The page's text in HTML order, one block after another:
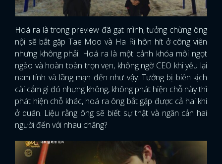
Hoá ra là trong preview đã gạt mình, tưởng chừng ông
nội sẽ bắt gặp Tae Moo và Ha Ri hôn hít ở công viên
nhưng không phải. Hoá ra là một cảnh khóa môi ngọt
ngào và hoàn toàn trọn vẹn, không ngờ CEO khi yêu lại
nam tính và lãng mạn đến như vậy. Tưởng bị biên kịch
cài cắm gì đó nhưng không, không phát hiện chỗ này thì
phát hiện chỗ khác, hoá ra ông bắt gặp được cả hai khi
ở quán. Liệu rằng ông sẽ biết sự thật và ngăn cản hai
người đến với nhau chăng?